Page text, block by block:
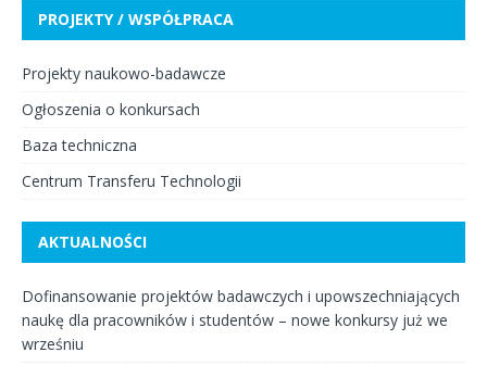
PROJEKTY / WSPÓŁPRACA
Projekty naukowo-badawcze
Ogłoszenia o konkursach
Baza techniczna
Centrum Transferu Technologii
AKTUALNOŚCI
Dofinansowanie projektów badawczych i upowszechniających
naukę dla pracowników i studentów – nowe konkursy już we
wrześniu